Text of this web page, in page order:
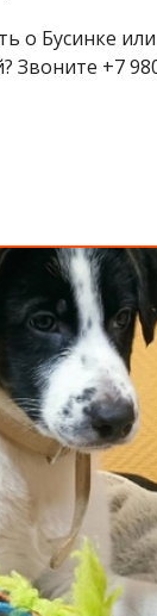
о Бусинке или
Звоните +7